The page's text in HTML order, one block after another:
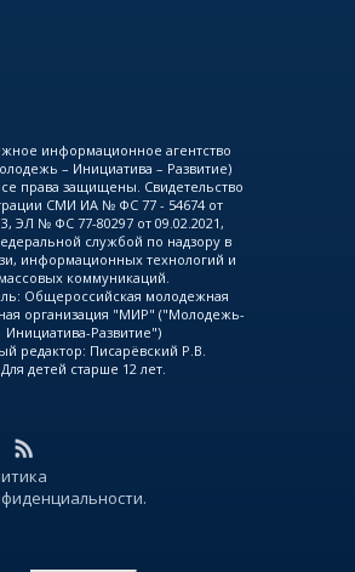
информационное агентство
– Инициатива – Развитие)
права защищены. Свидетельство
СМИ ИА № ФС 77 - 54674 от
ЭЛ № ФС 77-80297 от 09.02.2021,
службой по надзору в
информационных технологий и
массовых коммуникаций.
Общероссийская молодежная
организация "МИР" ("Молодежь-
Инициатива-Развитие")
редактор: Писарёвский Р.В.
Для детей старше 12 лет.